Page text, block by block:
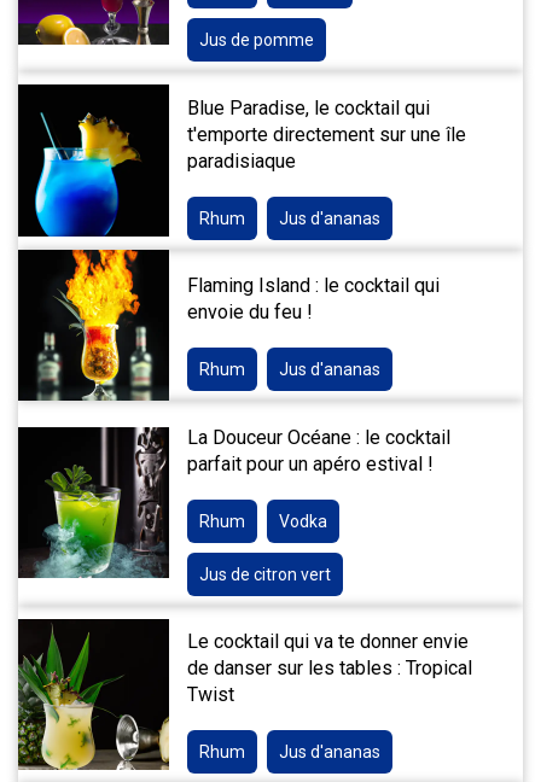
Jus de pomme
Blue Paradise, le cocktail qui
t'emporte directement sur une île
paradisiaque
Rhum Jus d'ananas
Flaming Island : le cocktail qui
envoie du feu !
Rhum Jus d'ananas
La Douceur Océane : le cocktail
parfait pour un apéro estival !
Rhum Vodka
Jus de citron vert
Le cocktail qui va te donner envie
de danser sur les tables : Tropical
Twist
Rhum Jus d'ananas